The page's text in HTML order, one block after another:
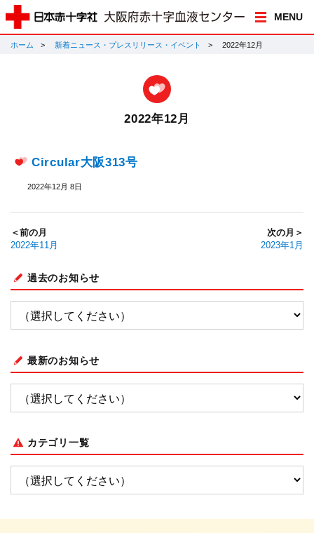
MENU
ホーム 新着ニュース・プレスリリース・イベント 2022年12月
2022年12月
Circular大阪313号
2022年12月 8日
＜前の月
2022年11月
次の月＞
2023年1月
過去のお知らせ
最新のお知らせ
カテゴリ一覧